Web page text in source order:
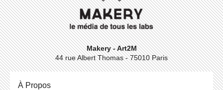
Makery - Art2M
44 rue Albert Thomas - 75010 Paris
À Propos